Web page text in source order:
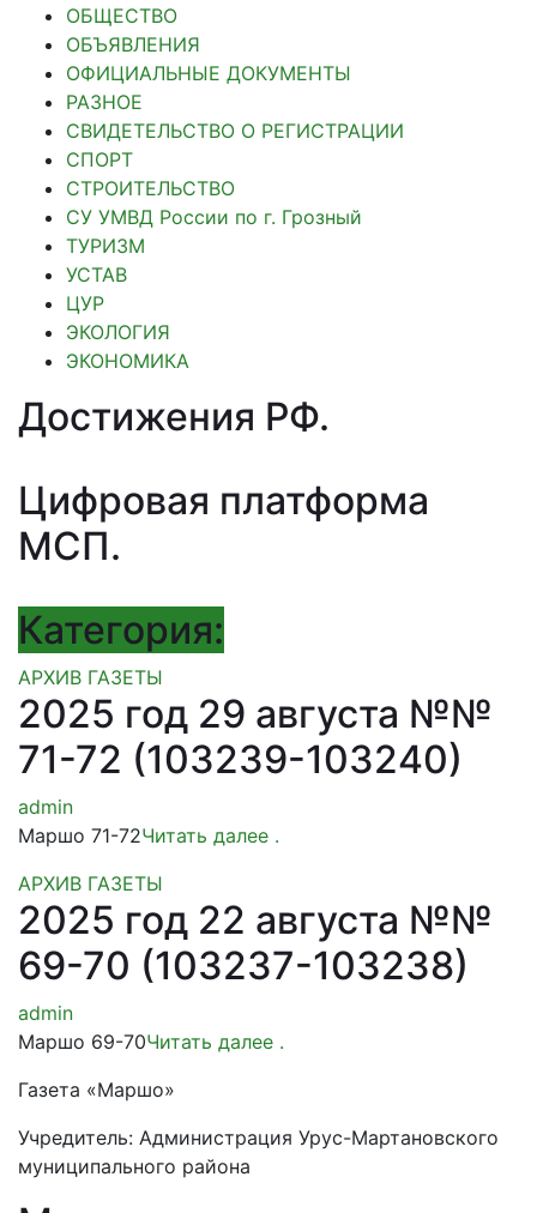
ОБЩЕСТВО
ОБЪЯВЛЕНИЯ
ОФИЦИАЛЬНЫЕ ДОКУМЕНТЫ
РАЗНОЕ
СВИДЕТЕЛЬСТВО О РЕГИСТРАЦИИ
СПОРТ
СТРОИТЕЛЬСТВО
СУ УМВД России по г. Грозный
ТУРИЗМ
УСТАВ
ЦУР
ЭКОЛОГИЯ
ЭКОНОМИКА
Достижения РФ.
Цифровая платформа
МСП.
Категория:
АРХИВ ГАЗЕТЫ
2025 год 29 августа №№
71-72 (103239-103240)
admin
Маршо 71-72Читать далее .
АРХИВ ГАЗЕТЫ
2025 год 22 августа №№
69-70 (103237-103238)
admin
Маршо 69-70Читать далее .
Газета «Маршо»
Учредитель: Администрация Урус-Мартановского
муниципального района